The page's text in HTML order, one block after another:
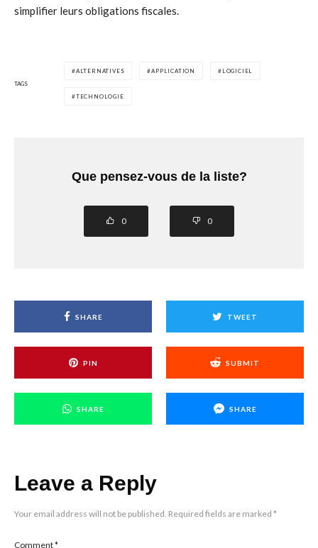
simplifier leurs obligations fiscales.
TAGS
ALTERNATIVES APPLICATION LOGICIEL
TECHNOLOGIE
Que pensez-vous de la liste?
0 0
SHARE TWEET
PIN SUBMIT
SHARE SHARE
Leave a Reply
Your email address will not be published. Required fields are marked *
Comment*